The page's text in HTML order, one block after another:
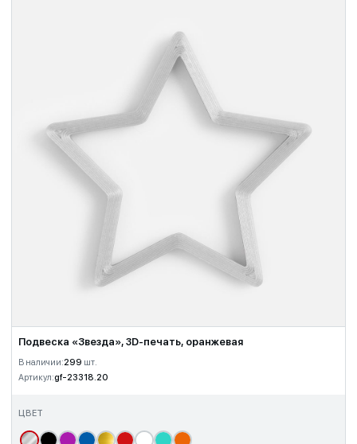
Подвеска «Звезда», 3D-печать, оранжевая
В наличии:299 шт.
Артикул:gf-23318.20
ЦВЕТ